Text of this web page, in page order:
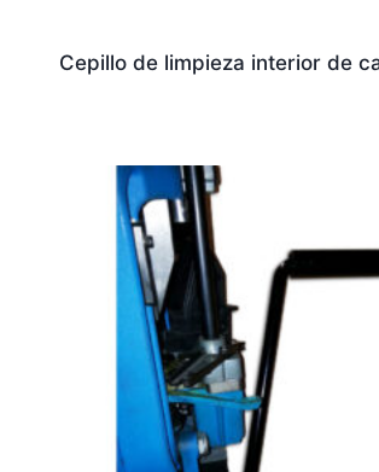
Cepillo de limpieza interior de